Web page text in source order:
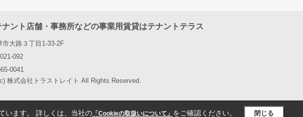
ント店舗・事務所などの事業用賃貸はテナントテラス
市大路３丁目1-33-2F
092
0041
株式会社トラストレイト All Rights Reserved.
います。 詳しくは、当社の「Cookieの取扱いについて」 をご確認ください。 閉じる